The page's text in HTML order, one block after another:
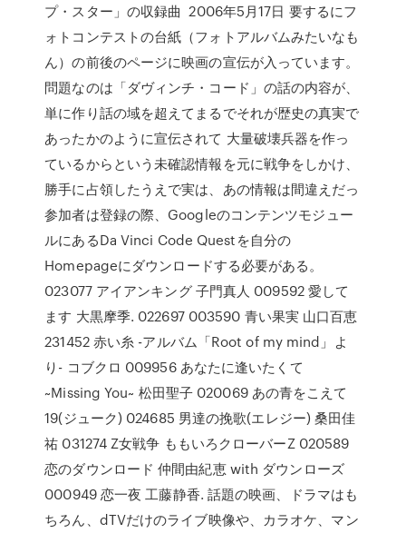
プ・スター」の収録曲 2006年5月17日 要するにフ
ォトコンテストの台紙（フォトアルバムみたいなも
ん）の前後のページに映画の宣伝が入っています。
問題なのは「ダヴィンチ・コード」の話の内容が、
単に作り話の域を超えてまるでそれが歴史の真実で
あったかのように宣伝されて 大量破壊兵器を作っ
ているからという未確認情報を元に戦争をしかけ、
勝手に占領したうえで実は、あの情報は間違えだっ
参加者は登録の際、Googleのコンテンツモジュー
ルにあるDa Vinci Code Questを自分の
Homepageにダウンロードする必要がある。
023077 アイアンキング 子門真人 009592 愛して
ます 大黒摩季. 022697 003590 青い果実 山口百恵
231452 赤い糸 -アルバム「Root of my mind」よ
り- コブクロ 009956 あなたに逢いたくて
~Missing You~ 松田聖子 020069 あの青をこえて
19(ジューク) 024685 男達の挽歌(エレジー) 桑田佳
祐 031274 Z女戦争 ももいろクローバーZ 020589
恋のダウンロード 仲間由紀恵 with ダウンローズ
000949 恋一夜 工藤静香. 話題の映画、ドラマはも
ちろん、dTVだけのライブ映像や、カラオケ、マン